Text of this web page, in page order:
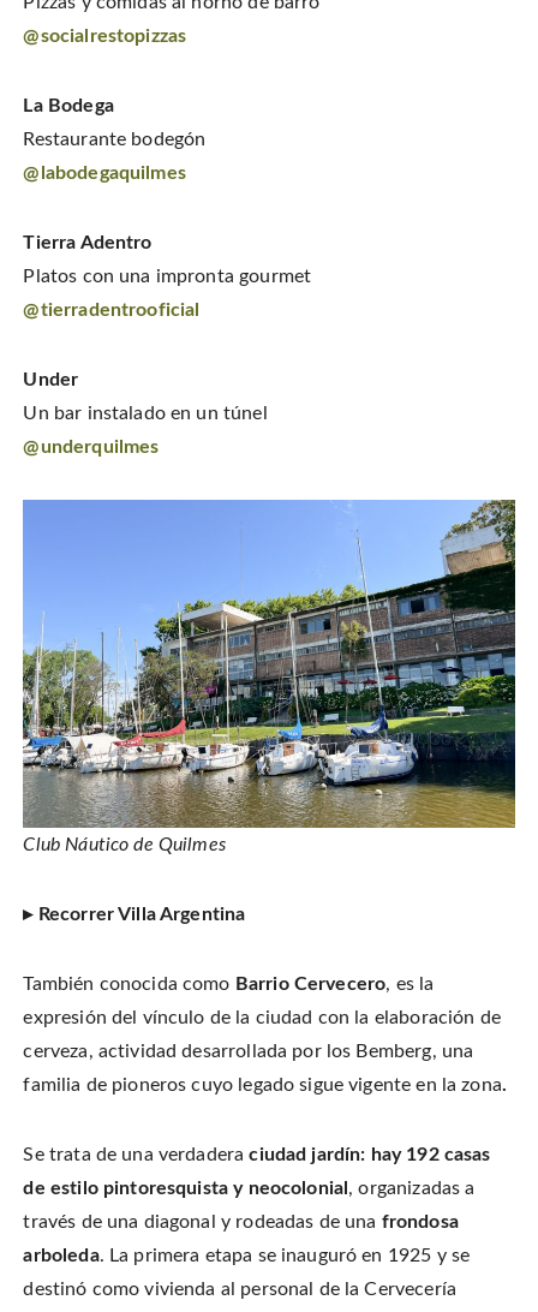
@socialrestopizzas
La Bodega
Restaurante bodegón
@labodegaquilmes
Tierra Adentro
Platos con una impronta gourmet
@tierradentrooficial
Under
Un bar instalado en un túnel
@underquilmes
Club Náutico de Quilmes
▸ Recorrer Villa Argentina
También conocida como Barrio Cervecero, es la
expresión del vínculo de la ciudad con la elaboración de
cerveza, actividad desarrollada por los Bemberg, una
familia de pioneros cuyo legado sigue vigente en la zona.
Se trata de una verdaderaciudad jardín: hay 192 casas
de estilo pintoresquista y neocolonial , organizadas a
través de una diagonal y rodeadas de una frondosa
arboleda. La primera etapa se inauguró en 1925 y se
destinó como vivienda al personal de la Cervecería